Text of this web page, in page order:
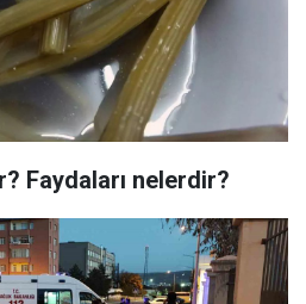
Faydaları nelerdir?